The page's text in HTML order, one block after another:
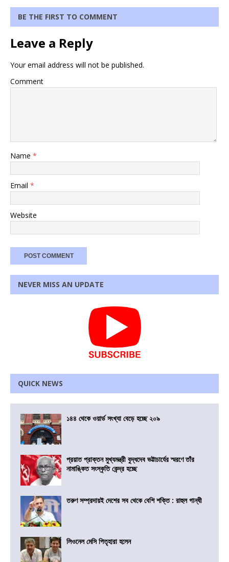
BE THE FIRST TO COMMENT
Leave a Reply
Your email address will not be published.
Comment
Name *
Email *
Website
NEVER MISS AN UPDATE
QUICK NEWS
১৪৪ থেকে ওয়ার্ড সংখ্যা বেড়ে হচ্ছে ২০৯
প্রয়াত প্রাক্তন মুখ্যমন্ত্রী বুদ্ধদেব ভট্টাচার্যের স্মরণে তাঁর
নামাঙ্কিত সংস্কৃতি কেন্দ্র হচ্ছে
তরুণ সম্প্রদায়ই দেশের সব থেকে বেশি শক্তি : রাহুল গান্ধী
লিওনেল মেসি পিতৃহারা হলেন